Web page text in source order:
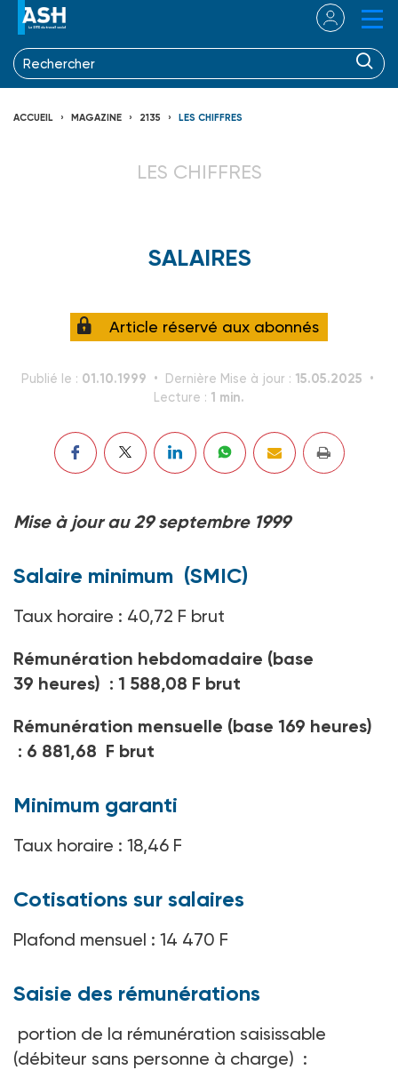
ACCUEIL MAGAZINE 2135 LES CHIFFRES
LES CHIFFRES
SALAIRES
Article réservé aux abonnés
Publié le : 01.10.1999 Dernière Mise à jour : 15.05.2025
Lecture : 1 min.
Mise à jour au 29 septembre 1999
Salaire minimum (SMIC)
Taux horaire : 40,72 F brut
Rémunération hebdomadaire (base
39 heures) : 1 588,08 F brut
Rémunération mensuelle (base 169 heures)
: 6 881,68 F brut
Minimum garanti
Taux horaire : 18,46 F
Cotisations sur salaires
Plafond mensuel : 14 470 F
Saisie des rémunérations
portion de la rémunération saisissable
(débiteur sans personne à charge) :